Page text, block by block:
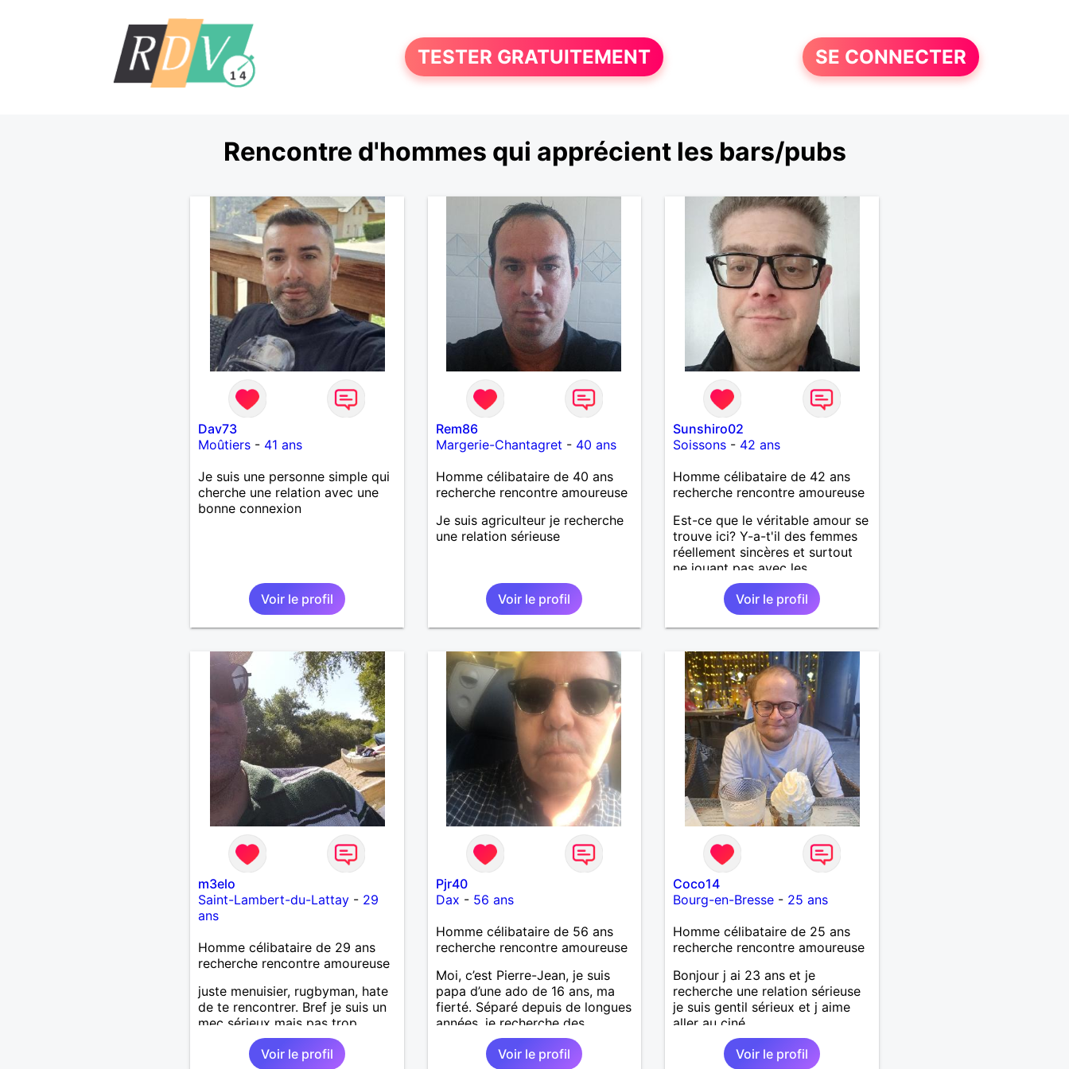
TESTER GRATUITEMENT SE CONNECTER
Rencontre d'hommes qui apprécient les bars/pubs
Dav73
Moûtiers- 41 ans
Je suis une personne simple qui
cherche une relation avec une
bonne connexion
Voir le profil
Rem86
Margerie-Chantagret - 40 ans
Homme célibataire de 40 ans
recherche rencontre amoureuse
Je suis agriculteur je recherche
une relation sérieuse
Voir le profil
Sunshiro02
Soissons - 42 ans
Homme célibataire de 42 ans
recherche rencontre amoureuse
Est-ce que le véritable amour se
trouve ici? Y-a-t'il des femmes
réellement sincères et surtout
ne jouant pas avec les
sentiments des hommes? Etant
un homme protecteur et
bienveillant, je veux continuer
d'y croire et pouvoir enfin
désir temps. Faux profil,
profiteuse et autres joyeuseté
passer votre chemin, vous ne
m'intéressez pas du tout!
Voir le profil
m3elo
Saint-Lambert-du-Lattay- 29
ans
Homme célibataire de 29 ans
recherche rencontre amoureuse
juste menuisier, rugbyman, hate
de te rencontrer. Bref je suis un
mec sérieux mais pas trop,
bosseur, qui aime la convivialité
et la simplicité ! Recherche une
Voir le profil
Pjr40
Dax - 56 ans
Homme célibataire de 56 ans
recherche rencontre amoureuse
Moi, c’est Pierre-Jean, je suis
papa d’une ado de 16 ans, ma
fierté. Séparé depuis de longues
années, je recherche des
affinités amicales afin de
rompre une solitude parfois
Voir le profil
Coco14
Bourg-en-Bresse - 25 ans
Homme célibataire de 25 ans
recherche rencontre amoureuse
Bonjour j ai 23 ans et je
recherche une relation sérieuse
je suis gentil sérieux et j aime
aller au ciné....
Voir le profil